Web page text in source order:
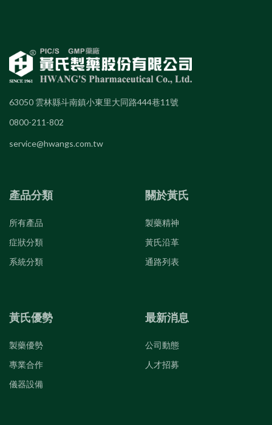
63050 雲林縣斗南鎮小東里大同路444巷11號
0800-211-802
service@hwangs.com.tw
產品分類
所有產品
症狀分類
系統分類
關於黃氏
製藥精神
黃氏沿革
通路列表
黃氏優勢
製藥優勢
專業合作
儀器設備
最新消息
公司動態
人才招募